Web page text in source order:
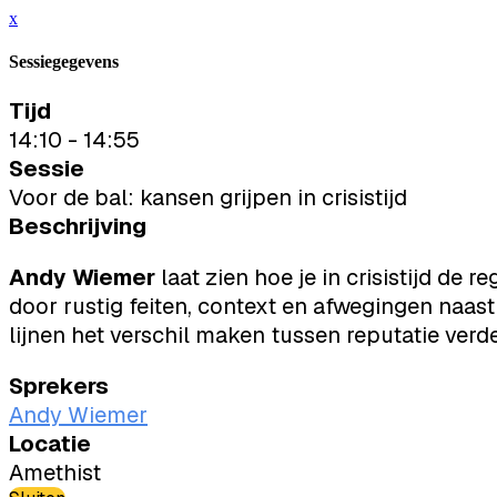
x
Sessiegegevens
Tijd
14:10 - 14:55
Sessie
Voor de bal: kansen grijpen in crisistijd
Beschrijving
Andy Wiemer laat zien hoe je in crisistijd de
door rustig feiten, context en afwegingen
lijnen het verschil maken tussen reputatie
Sprekers
Andy Wiemer
Locatie
Amethist